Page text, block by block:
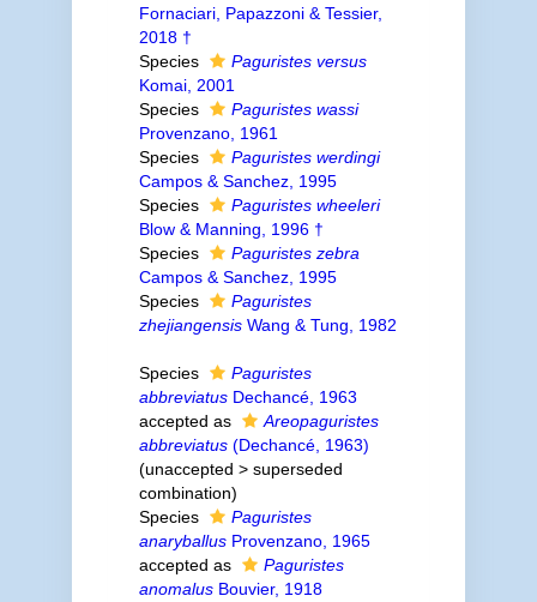
Fornaciari, Papazzoni & Tessier,
2018 †
Species
Paguristes versus
Komai, 2001
Species
Paguristes wassi
Provenzano, 1961
Species
Paguristes werdingi
Campos & Sanchez, 1995
Species
Paguristes wheeleri
Blow & Manning, 1996 †
Species
Paguristes zebra
Campos & Sanchez, 1995
Species
Paguristes
zhejiangensisWang & Tung, 1982
Species
Paguristes
abbreviatusDechancé, 1963
accepted as
Areopaguristes
abbreviatus(Dechancé, 1963)
(unaccepted > superseded
combination)
Species
Paguristes
anaryballusProvenzano, 1965
accepted as
Paguristes
anomalusBouvier, 1918